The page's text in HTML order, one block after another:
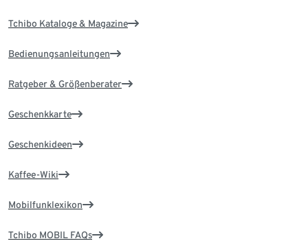
Tchibo Kataloge & Magazine
Bedienungsanleitungen
Ratgeber & Größenberater
Geschenkkarte
Geschenkideen
Kaffee-Wiki
Mobilfunklexikon
Tchibo MOBIL FAQs